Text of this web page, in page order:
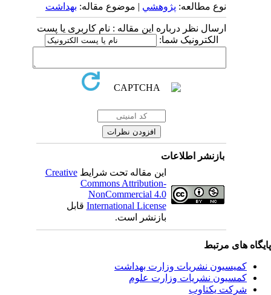
نوع مطالعه:پژوهشي| موضوع مقاله:بهداشت
ارسال نظر درباره این مقاله : نام کاربری یا پست
الکترونیک شما:
بازنشر اطلاعات
این مقاله تحت شرایطCreative
Commons Attribution-
NonCommercial 4.0
International Licenseقابل
بازنشر است.
های مرتبط
کمیسیون نشریات وزارت بهداشت
کمسیون نشریات وزارت علوم
شرکت یکتاوب